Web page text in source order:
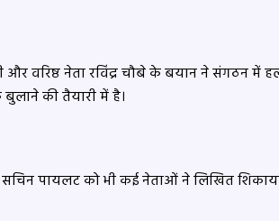
और वरिष्ठ नेता रविंद्र चौबे के बयान ने
की तैयारी में है।
सचिन पायलट को भी कई नेताओं ने लिखित